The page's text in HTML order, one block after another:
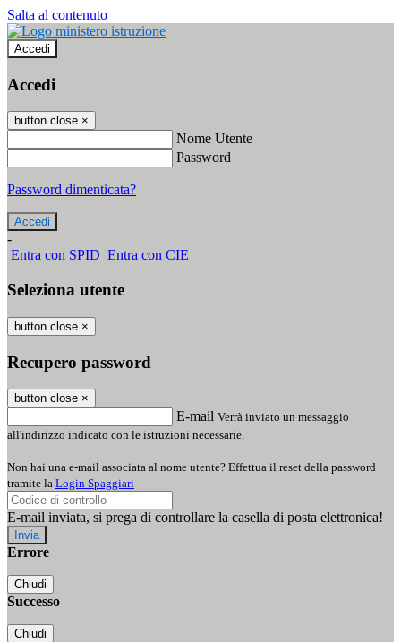
Salta al contenuto
Accedi
Accedi
button close ×
Nome Utente
Password
Password dimenticata?
-
Entra con SPID Entra con CIE
Seleziona utente
button close ×
Recupero password
button close ×
E-mail Verrà inviato un messaggio
all'indirizzo indicato con le istruzioni necessarie.
Non hai una e-mail associata al nome utente? Effettua il reset della password
tramite la Login Spaggiari
E-mail inviata, si prega di controllare la casella di posta elettronica!
Errore
Chiudi
Successo
Chiudi